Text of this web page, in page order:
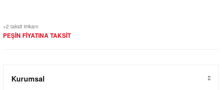
+2 taksit imkanı
PEŞİN FİYATINA TAKSİT
Kurumsal